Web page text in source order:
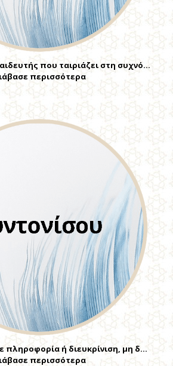
που ταιριάζει στη συχνό…
περισσότερα
πληροφορία ή διευκρίνιση, μη δ…
περισσότερα